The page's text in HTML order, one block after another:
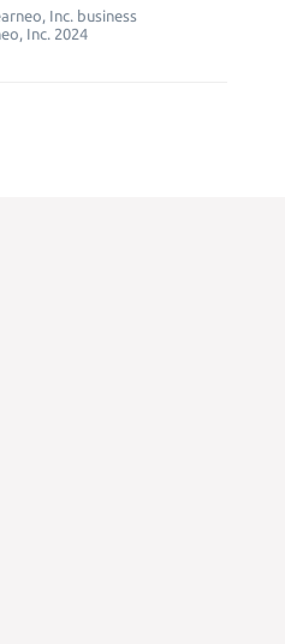
Inc. business
Inc. 2024